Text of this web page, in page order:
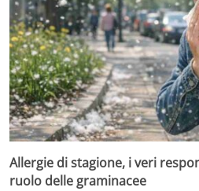
Allergie di stagione, i veri
ruolo delle graminacee